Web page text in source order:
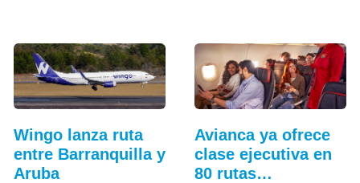
Wingo lanza ruta
entre Barranquilla y
Aruba
Avianca ya ofrece
clase ejecutiva en
80 rutas…